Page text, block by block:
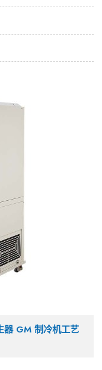
GM 制冷机工艺